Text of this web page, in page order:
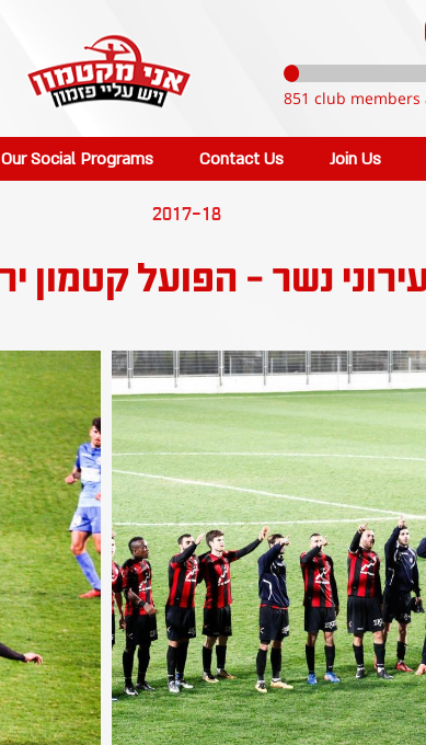
851 club
Our Social Programs Contact Us Join Us
2017-18